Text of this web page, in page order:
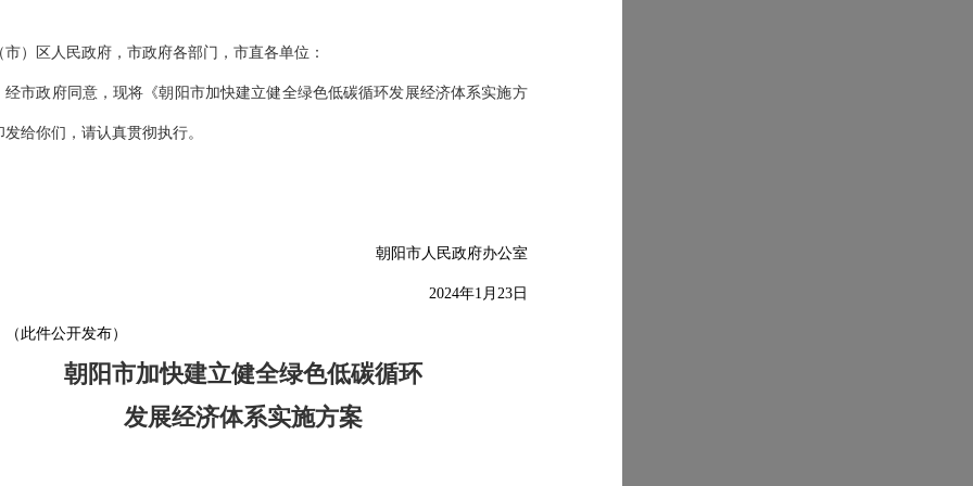
市）区人民政府，市政府各部门， 市直各单位 ：
经市政府同意，现将 《朝阳市加快建立健全绿色低碳循环发展经济体系实施方
发给你们，请认真贯彻执行。
朝阳市人民政府办公室
2024年1 月 23日
（此件公开发布）
朝阳市加快建立健全绿色低碳循环
发展经济体系实施方案